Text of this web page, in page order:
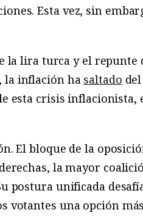
Esta vez, sin
la lira turca y el repunte
la inflación ha saltado
esta crisis inflacionista,
El bloque de la
la mayor
postura unificada
votantes una opción